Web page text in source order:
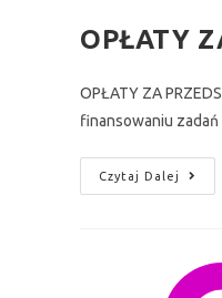
OPŁATY
OPŁATY ZA
finansowaniu
Czytaj Dalej